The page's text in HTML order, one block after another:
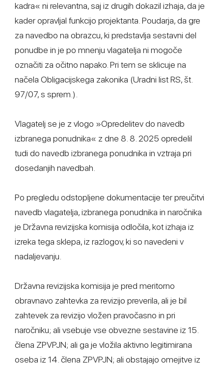
kadra« ni relevantna, saj iz drugih dokazil izhaja, da je
kader opravljal funkcijo projektanta. Poudarja, da gre
za navedbo na obrazcu, ki predstavlja sestavni del
ponudbe in je po mnenju vlagatelja ni mogoče
označiti za očitno napako. Pri tem se sklicuje na
načela Obligacijskega zakonika (Uradni list RS, št.
97/07, s sprem.).
Vlagatelj se je z vlogo »Opredelitev do navedb
izbranega ponudnika« z dne 8. 8. 2025 opredelil
tudi do navedb izbranega ponudnika in vztraja pri
dosedanjih navedbah.
Po pregledu odstopljene dokumentacije ter preučitvi
navedb vlagatelja, izbranega ponudnika in naročnika
je Državna revizijska komisija odločila, kot izhaja iz
izreka tega sklepa, iz razlogov, ki so navedeni v
nadaljevanju.
Državna revizijska komisija je pred meritorno
obravnavo zahtevka za revizijo preverila, ali je bil
zahtevek za revizijo vložen pravočasno in pri
naročniku; ali vsebuje vse obvezne sestavine iz 15.
člena ZPVPJN; ali ga je vložila aktivno legitimirana
oseba iz 14. člena ZPVPJN; ali obstajajo omejitve iz